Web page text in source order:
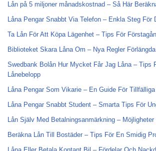
Lån på 5 miljoner månadskostnad – Så Här
Låna Pengar Snabbt Via Telefon – Enkla Steg För
Ta Lån För Att Köpa Lägenhet – Tips För
Biblioteket Skara Låna Om – Nya Regler
Swedbank Bolån Hur Mycket Får Jag Låna – Tips
Lånebelopp
Låna Pengar Som Vikarie – En Guide För
Låna Pengar Snabbt Student – Smarta Tips För
Lån Själv Med Betalningsanmärkning –
Beräkna Lån Till Bostäder – Tips För En Smidig